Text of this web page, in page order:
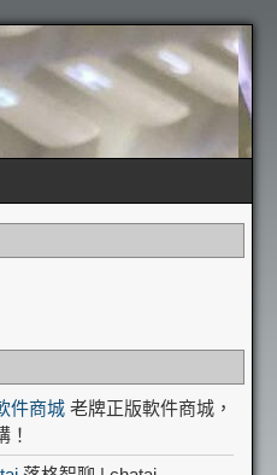
件商城 老牌正版軟件商城，
！